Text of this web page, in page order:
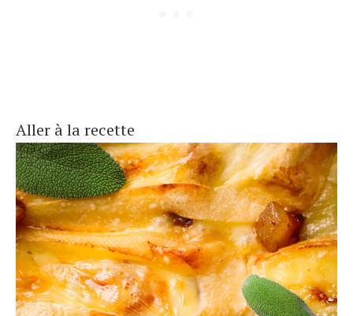
Aller à la recette